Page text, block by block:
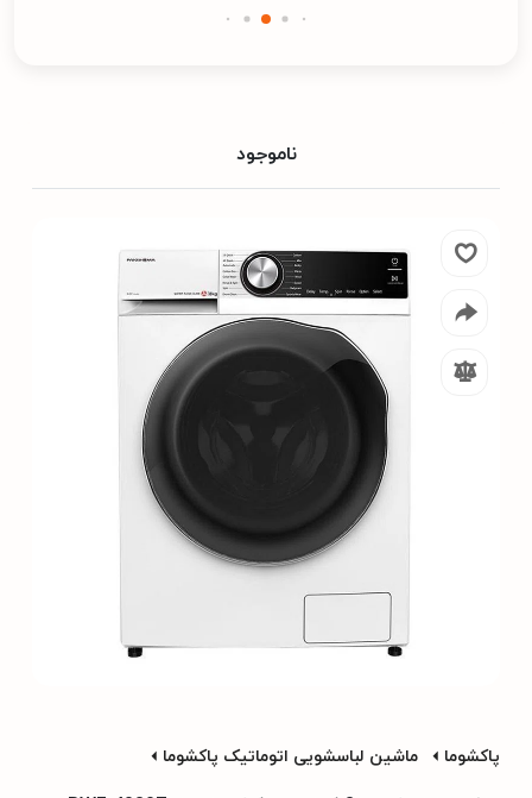
ناموجود
پاکشوما ماشین لباسشویی اتوماتیک پاکشوما